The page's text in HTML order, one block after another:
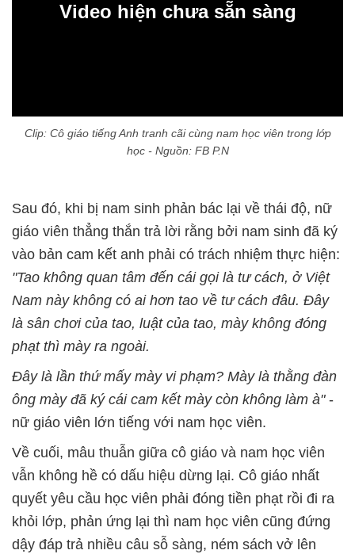
Video hiện chưa sẵn sàng
Clip: Cô giáo tiếng Anh tranh cãi cùng nam học viên trong lớp
học - Nguồn: FB P.N
Sau đó, khi bị nam sinh phản bác lại về thái độ, nữ
giáo viên thẳng thắn trả lời rằng bởi nam sinh đã ký
vào bản cam kết anh phải có trách nhiệm thực hiện:
"Tao không quan tâm đến cái gọi là tư cách, ở Việt
Nam này không có ai hơn tao về tư cách đâu. Đây
là sân chơi của tao, luật của tao, mày không đóng
phạt thì mày ra ngoài.
Đây là lần thứ mấy mày vi phạm? Mày là thằng đàn
ông mày đã ký cái cam kết mày còn không làm à"-
nữ giáo viên lớn tiếng với nam học viên.
Về cuối, mâu thuẫn giữa cô giáo và nam học viên
vẫn không hề có dấu hiệu dừng lại. Cô giáo nhất
quyết yêu cầu học viên phải đóng tiền phạt rồi đi ra
khỏi lớp, phản ứng lại thì nam học viên cũng đứng
dậy đáp trả nhiều câu sỗ sàng, ném sách vở lên